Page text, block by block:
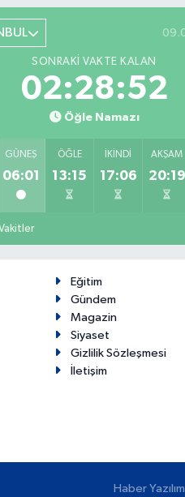
SONRAKI VAKTE KALAN
02:28:51
Öğle Namazı
GÜNEŞ
06:01
ÖĞLE
13:15
İKINDI
17:06
AKŞAM
20:19
Eğitim
Gündem
Magazin
Siyaset
Gizlilik Sözleşmesi
İletişim
Haber